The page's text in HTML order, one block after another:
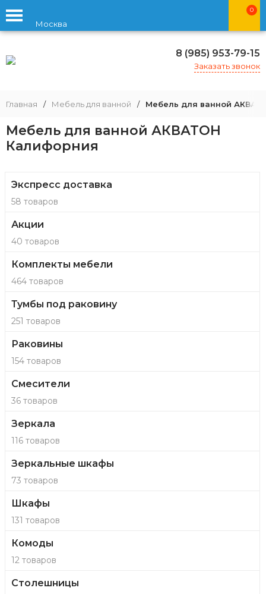
Москва
0
8 (985) 953-79-15
Заказать звонок
Главная / Мебель для ванной / Мебель для ванной
Мебель для ванной АКВАТОН
Калифорния
Экспресс доставка
58 товаров
Акции
40 товаров
Комплекты мебели
464 товаров
Тумбы под раковину
251 товаров
Раковины
154 товаров
Смесители
36 товаров
Зеркала
116 товаров
Зеркальные шкафы
73 товаров
Шкафы
131 товаров
Комоды
12 товаров
Столешницы